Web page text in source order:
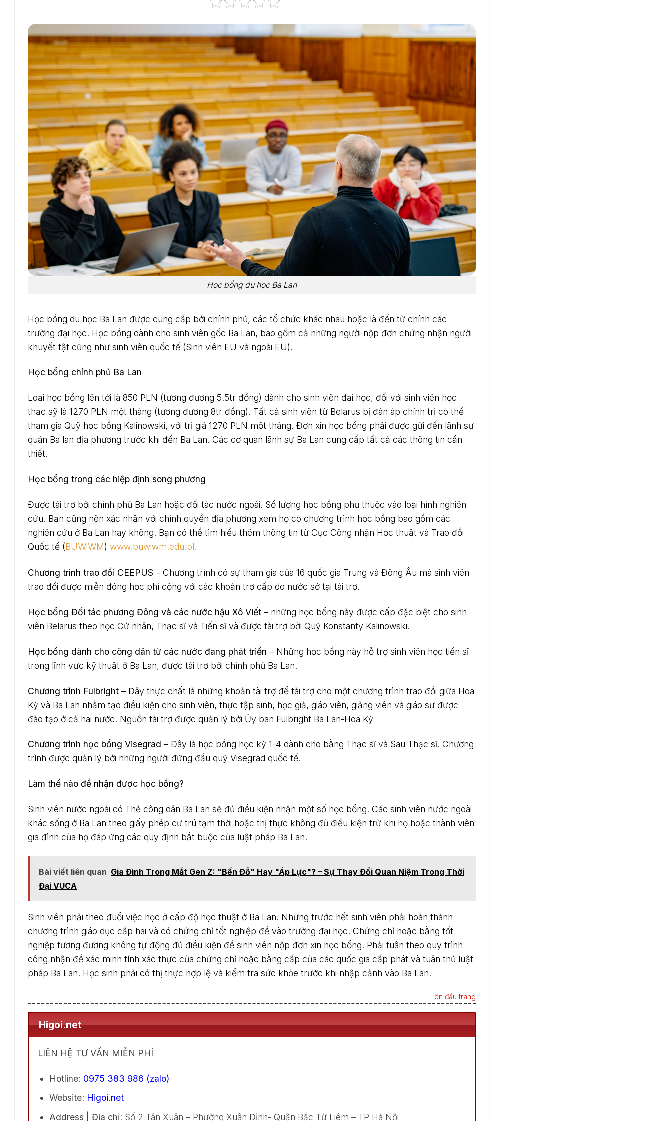
Học bổng du học Ba Lan
Học bổng du học Ba Lan được cung cấp bởi chính phủ, các tổ chức khác nhau hoặc là đến từ chính các
trường đại học. Học bổng dành cho sinh viên gốc Ba Lan, bao gồm cả những người nộp đơn chứng nhận người
khuyết tật cũng như sinh viên quốc tế (Sinh viên EU và ngoài EU).
Học bổng chính phủ Ba Lan
Loại học bổng lên tới là 850 PLN (tương đương 5.5tr đồng) dành cho sinh viên đại học, đối với sinh viên học
thạc sỹ là 1270 PLN một tháng (tương đương 8tr đồng). Tất cả sinh viên từ Belarus bị đàn áp chính trị có thể
tham gia Quỹ học bổng Kalinowski, với trị giá 1270 PLN một tháng. Đơn xin học bổng phải được gửi đến lãnh sự
quán Ba lan địa phương trước khi đến Ba Lan. Các cơ quan lãnh sự Ba Lan cung cấp tất cả các thông tin cần
thiết.
Học bổng trong các hiệp định song phương
Được tài trợ bởi chính phủ Ba Lan hoặc đối tác nước ngoài. Số lượng học bổng phụ thuộc vào loại hình nghiên
cứu. Bạn cũng nên xác nhận với chính quyền địa phương xem họ có chương trình học bổng bao gồm các
nghiên cứu ở Ba Lan hay không. Bạn có thể tìm hiểu thêm thông tin từ Cục Công nhận Học thuật và Trao đổi
Quốc tế (BUWiWM)www.buwiwm.edu.pl.
Chương trình trao đổi CEEPUS – Chương trình có sự tham gia của 16 quốc gia Trung và Đông Âu mà sinh viên
trao đổi được miễn đóng học phí cộng với các khoản trợ cấp do nước sở tại tài trợ.
Học bổng Đối tác phương Đông và các nước hậu Xô Viết – những học bổng này được cấp đặc biệt cho sinh
viên Belarus theo học Cử nhân, Thạc sĩ và Tiến sĩ và được tài trợ bởi Quỹ Konstanty Kalinowski.
Học bổng dành cho công dân từ các nước đang phát triển – Những học bổng này hỗ trợ sinh viên học tiến sĩ
trong lĩnh vực kỹ thuật ở Ba Lan, được tài trợ bởi chính phủ Ba Lan.
Chương trình Fulbright – Đây thực chất là những khoản tài trợ để tài trợ cho một chương trình trao đổi giữa Hoa
Kỳ và Ba Lan nhằm tạo điều kiện cho sinh viên, thực tập sinh, học giả, giáo viên, giảng viên và giáo sư được
đào tạo ở cả hai nước. Nguồn tài trợ được quản lý bởi Ủy ban Fulbright Ba Lan-Hoa Kỳ
Chương trình học bổng Visegrad – Đây là học bổng học kỳ 1-4 dành cho bằng Thạc sĩ và Sau Thạc sĩ. Chương
trình được quản lý bởi những người đứng đầu quỹ Visegrad quốc tế.
Làm thế nào để nhận được học bổng?
Sinh viên nước ngoài có Thẻ công dân Ba Lan sẽ đủ điều kiện nhận một số học bổng. Các sinh viên nước ngoài
khác sống ở Ba Lan theo giấy phép cư trú tạm thời hoặc thị thực không đủ điều kiện trừ khi họ hoặc thành viên
gia đình của họ đáp ứng các quy định bắt buộc của luật pháp Ba Lan.
Bài viết liên quan Gia Đình Trong Mắt Gen Z: "Bến Đỗ" Hay "Áp Lực"? – Sự Thay Đổi Quan Niệm Trong Thời
Đại VUCA
Sinh viên phải theo đuổi việc học ở cấp độ học thuật ở Ba Lan. Nhưng trước hết sinh viên phải hoàn thành
chương trình giáo dục cấp hai và có chứng chỉ tốt nghiệp để vào trường đại học. Chứng chỉ hoặc bằng tốt
nghiệp tương đương không tự động đủ điều kiện để sinh viên nộp đơn xin học bổng. Phải tuân theo quy trình
công nhận để xác minh tính xác thực của chứng chỉ hoặc bằng cấp của các quốc gia cấp phát và tuân thủ luật
pháp Ba Lan. Học sinh phải có thị thực hợp lệ và kiểm tra sức khỏe trước khi nhập cảnh vào Ba Lan.
Lên đầu trang
Higoi.net
LIÊN HỆ TƯ VẤN MIỄN PHÍ
Hotline: 0975 383 986 (zalo)
Website: Higoi.net
Address | Địa chỉ: Số 2 Tân Xuân – Phường Xuân Đỉnh- Quận Bắc Từ Liêm – TP Hà Nội